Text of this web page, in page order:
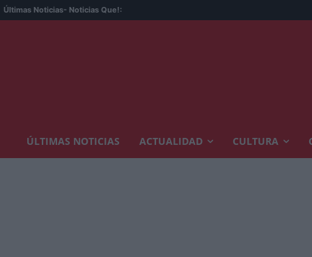
Últimas Noticias- Noticias Que!:
ÚLTIMAS NOTICIAS ACTUALIDAD CULTURA